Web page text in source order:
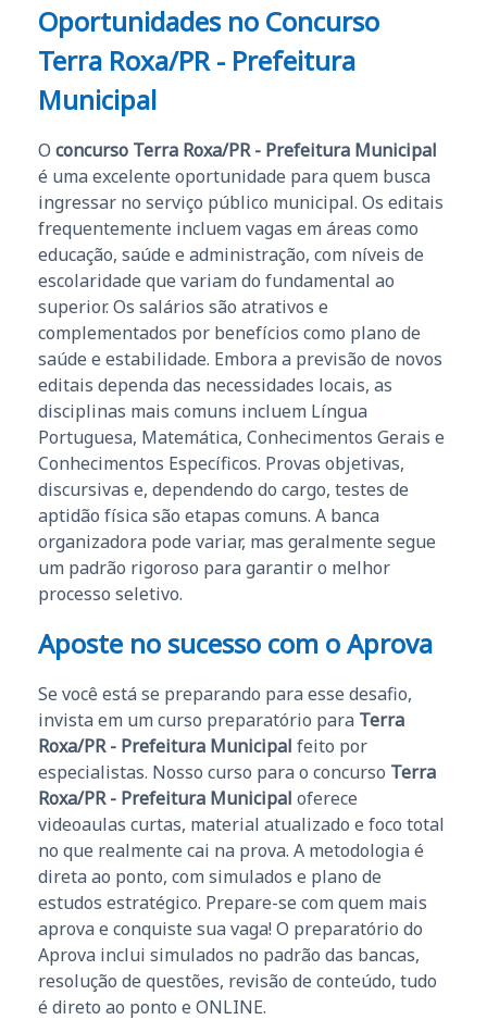
Oportunidades no Concurso
Terra Roxa/PR - Prefeitura
Municipal
O concurso Terra Roxa/PR - Prefeitura Municipal
é uma excelente oportunidade para quem busca
ingressar no serviço público municipal. Os editais
frequentemente incluem vagas em áreas como
educação, saúde e administração, com níveis de
escolaridade que variam do fundamental ao
superior. Os salários são atrativos e
complementados por benefícios como plano de
saúde e estabilidade. Embora a previsão de novos
editais dependa das necessidades locais, as
disciplinas mais comuns incluem Língua
Portuguesa, Matemática, Conhecimentos Gerais e
Conhecimentos Específicos. Provas objetivas,
discursivas e, dependendo do cargo, testes de
aptidão física são etapas comuns. A banca
organizadora pode variar, mas geralmente segue
um padrão rigoroso para garantir o melhor
processo seletivo.
Aposte no sucesso com o Aprova
Se você está se preparando para esse desafio,
invista em um curso preparatório para Terra
Roxa/PR - Prefeitura Municipal feito por
especialistas. Nosso curso para o concurso Terra
Roxa/PR - Prefeitura Municipal oferece
videoaulas curtas, material atualizado e foco total
no que realmente cai na prova. A metodologia é
direta ao ponto, com simulados e plano de
estudos estratégico. Prepare-se com quem mais
aprova e conquiste sua vaga! O preparatório do
Aprova inclui simulados no padrão das bancas,
resolução de questões, revisão de conteúdo, tudo
é direto ao ponto e ONLINE.